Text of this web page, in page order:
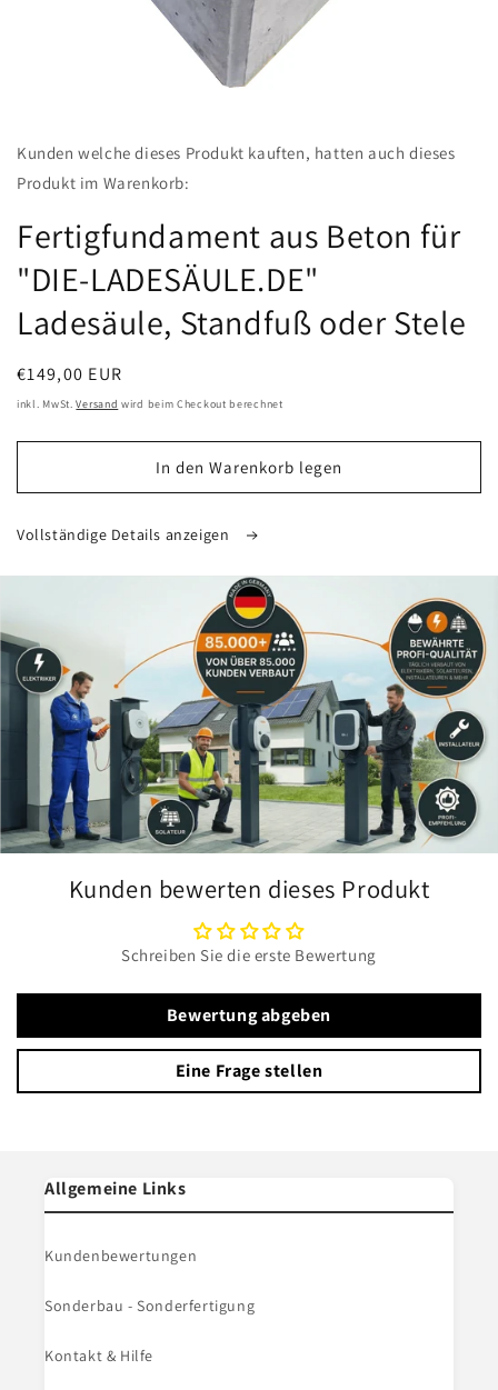
in
öffnen
Kunden welche dieses Produkt kauften, hatten auch dieses
Produkt im Warenkorb:
Fertigfundament aus Beton für
"DIE-LADESÄULE.DE"
Ladesäule, Standfuß oder Stele
Normaler
Preis
€149,00 EUR
inkl. MwSt.Versand wird beim Checkout berechnet
In den Warenkorb legen
Vollständige Details anzeigen
Kunden bewerten dieses Produkt
Schreiben Sie die erste Bewertung
Bewertung abgeben
Eine Frage stellen
Allgemeine Links
Kundenbewertungen
Sonderbau - Sonderfertigung
Kontakt & Hilfe